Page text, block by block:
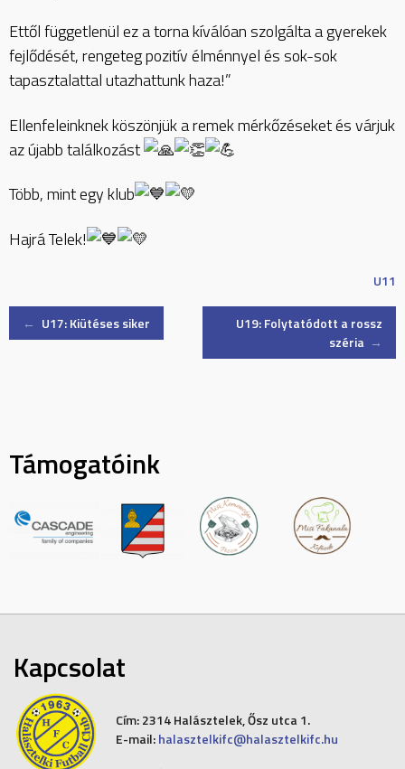
Ettől függetlenül ez a torna kíválóan szolgálta a gyerekek
fejlődését, rengeteg pozitív élménnyel és sok-sok
tapasztalattal utazhattunk haza!”
Ellenfeleinknek köszönjük a remek mérkőzéseket és várjuk
az újabb találkozást
Több, mint egy klub
Hajrá Telek!
U11
Post
← U17: Kiütéses siker
U19: Folytatódott a rossz
széria →
Támogatóink
Kapcsolat
Cím:2314 Halásztelek, Ősz utca 1.
E-mail: halasztelkifc@halasztelkifc.hu